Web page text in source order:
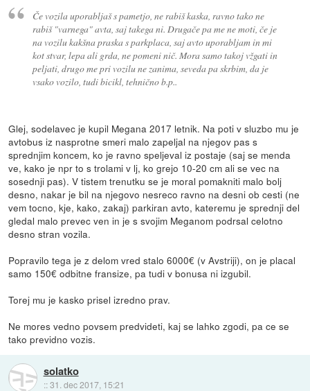
Če vozila uporabljaš s pametjo, ne rabiš kaska, ravno tako ne
rabiš "varnega" avta, saj takega ni. Drugače pa me ne moti, če je
na vozilu kakšna praska s parkplaca, saj avto uporabljam in mi
kot stvar, lepa ali grda, ne pomeni nič. Mora samo takoj vžgati in
peljati, drugo me pri vozilu ne zanima, seveda pa skrbim, da je
vsako vozilo, tudi bicikl, tehnično b.p..
Glej, sodelavec je kupil Megana 2017 letnik. Na poti v sluzbo mu je
avtobus iz nasprotne smeri malo zapeljal na njegov pas s
sprednjim koncem, ko je ravno speljeval iz postaje (saj se menda
ve, kako je npr to s trolami v lj, ko grejo 10-20 cm ali se vec na
sosednji pas). V tistem trenutku se je moral pomakniti malo bolj
desno, nakar je bil na njegovo nesreco ravno na desni ob cesti (ne
vem tocno, kje, kako, zakaj) parkiran avto, kateremu je sprednji del
gledal malo prevec ven in je s svojim Meganom podrsal celotno
desno stran vozila.
Popravilo tega je z delom vred stalo 6000€ (v Avstriji), on je placal
samo 150€ odbitne fransize, pa tudi v bonusa ni izgubil.
Torej mu je kasko prisel izredno prav.
Ne mores vedno povsem predvideti, kaj se lahko zgodi, pa ce se
tako previdno vozis.
solatko
::31. dec 2017, 15:21